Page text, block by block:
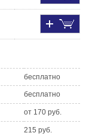
бесплатно
бесплатно
от 170 руб.
215 руб.